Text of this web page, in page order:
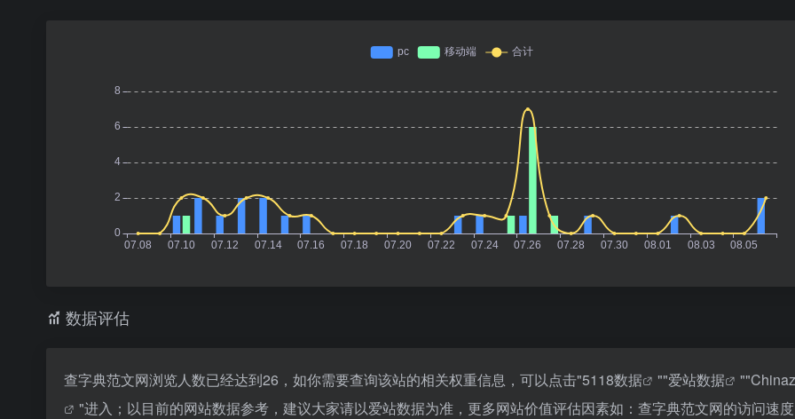
数据评估
查字典范文网浏览人数已经达到26，如你需要查询该站的相关权重信息，可以点击"5118数据 ""爱站数据 ""
"进入；以目前的网站数据参考，建议大家请以爱站数据为准，更多网站价值评估因素如：查字典范文网的访问速